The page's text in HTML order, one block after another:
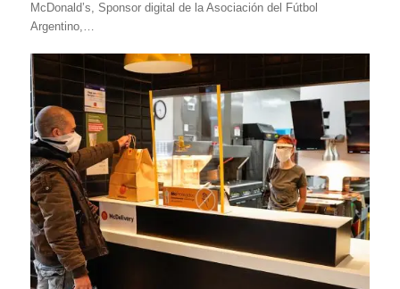
McDonald’s, Sponsor digital de la Asociación del Fútbol
Argentino,…